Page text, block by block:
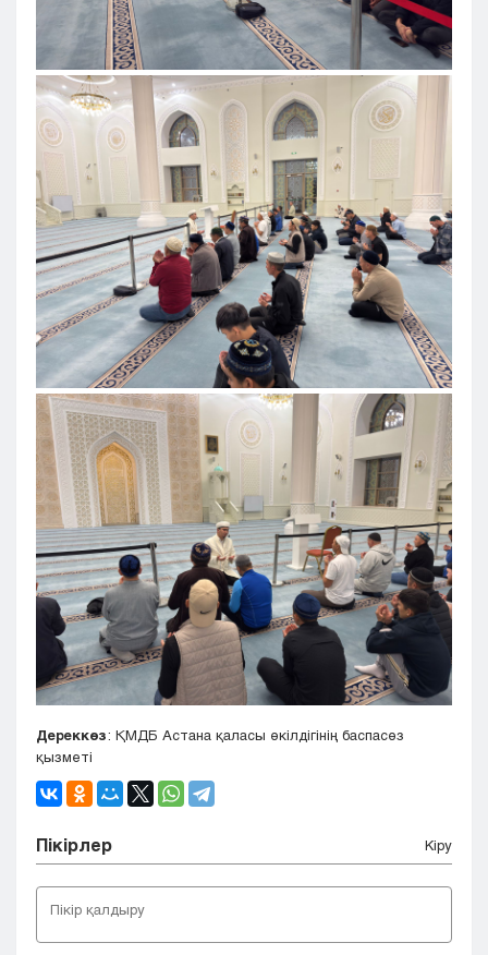
Дереккөз: ҚМДБ Астана қаласы өкілдігінің баспасөз
қызметі
Пікірлер Кіру